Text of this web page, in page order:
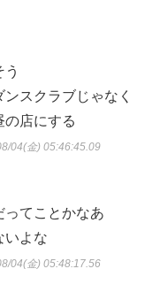
スクラブじゃなく
の店にする
04(金) 05:46:45.09
ってことかなあ
いよな
04(金) 05:48:17.56